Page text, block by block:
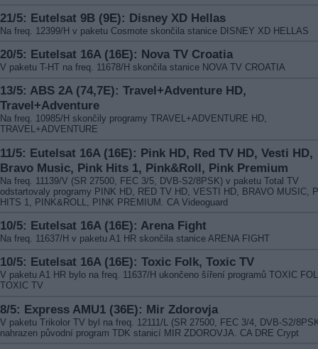
21/5: Eutelsat 9B (9E): Disney XD Hellas
Na freq. 12399/H v paketu Cosmote skončila stanice DISNEY XD HELLAS
20/5: Eutelsat 16A (16E): Nova TV Croatia
V paketu T-HT na freq. 11678/H skončila stanice NOVA TV CROATIA
13/5: ABS 2A (74,7E): Travel+Adventure HD,
Travel+Adventure
Na freq. 10985/H skončily programy TRAVEL+ADVENTURE HD,
TRAVEL+ADVENTURE
11/5: Eutelsat 16A (16E): Pink HD, Red TV HD, Vesti HD,
Bravo Music, Pink Hits 1, Pink&Roll, Pink Premium
Na freq. 11139/V (SR 27500, FEC 3/5, DVB-S2/8PSK) v paketu Total TV
odstartovaly programy PINK HD, RED TV HD, VESTI HD, BRAVO MUSIC,
HITS 1, PINK&ROLL, PINK PREMIUM. CA Videoguard
10/5: Eutelsat 16A (16E): Arena Fight
Na freq. 11637/H v paketu A1 HR skončila stanice ARENA FIGHT
10/5: Eutelsat 16A (16E): Toxic Folk, Toxic TV
V paketu A1 HR bylo na freq. 11637/H ukončeno šíření programů TOXIC
TOXIC TV
8/5: Express AMU1 (36E): Mir Zdorovja
V paketu Trikolor TV byl na freq. 12111/L (SR 27500, FEC 3/4, DVB-S2/
nahrazen původní program TDK stanicí MIR ZDOROVJA. CA DRE Crypt